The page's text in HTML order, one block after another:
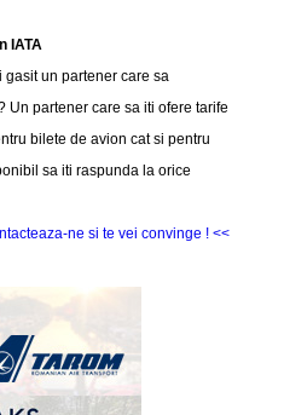
IATA
gasit un partener care sa
Un partener care sa iti ofere tarife
bilete de avion cat si pentru
sa iti raspunda la orice
ne si te vei convinge ! <<